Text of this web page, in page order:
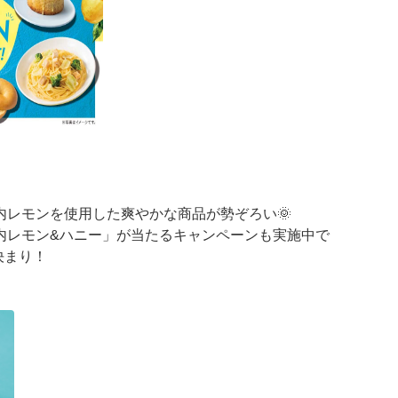
レモンを使用した爽やかな商品が勢ぞろい🌞
レモン&ハニー」が当たるキャンペーンも実施中で
り！